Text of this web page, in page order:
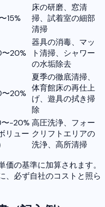
15%
床の研磨、窓清
掃、試着室の細部
清掃
〜20%
器具の消毒、マッ
ト清掃、シャワー
の水垢除去
〜20%
夏季の徹底清掃、
体育館床の再仕上
げ、遊具の拭き掃
除
〜-20%
リュー
高圧洗浄、フォー
クリフトエリアの
洗浄、高所清掃
の基準に加算されます。
、必ず自社のコストと照ら